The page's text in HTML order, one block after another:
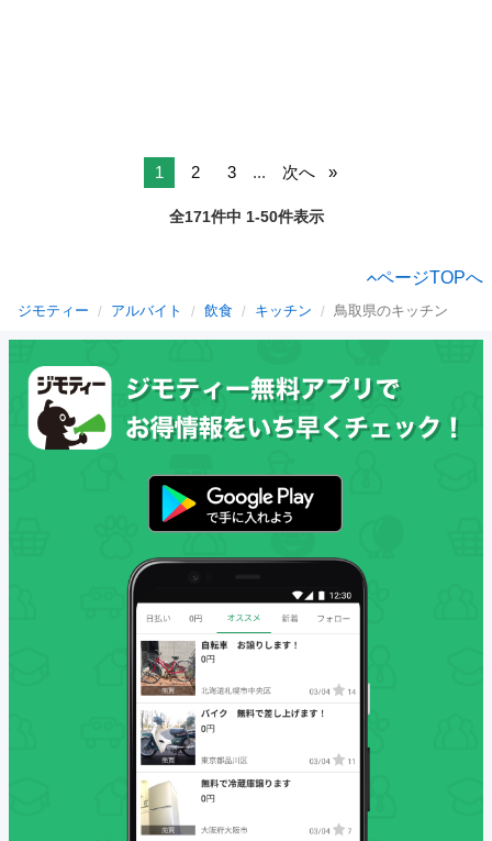
1 2 3 ... 次へ
全171件中 1-50件表示
ページTOPへ
ジモティー アルバイト 飲食 キッチン 鳥取県のキッチン